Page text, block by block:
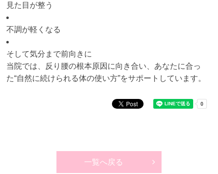
見た目が整う
不調が軽くなる
そして気分まで前向きに
当院では、反り腰の根本原因に向き合い、あなたに合っ
た“自然に続けられる体の使い方”をサポートしています。
一覧へ戻る